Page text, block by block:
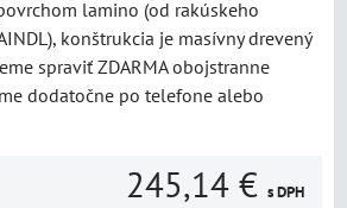
lamino (od rakúskeho
konštrukcia je masívny drevený
spraviť ZDARMA obojstranne
dodatočne po telefone alebo
245,14 € s DPH